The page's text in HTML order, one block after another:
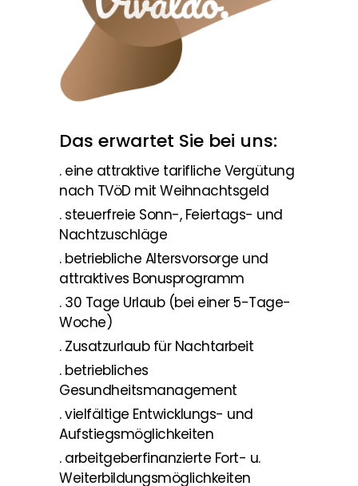
Das erwartet Sie bei uns:
. eine attraktive tarifliche Vergütung
nach TVöD mit Weihnachtsgeld
. steuerfreie Sonn-, Feiertags- und
Nachtzuschläge
. betriebliche Altersvorsorge und
attraktives Bonusprogramm
. 30 Tage Urlaub (bei einer 5-Tage-
Woche)
. Zusatzurlaub für Nachtarbeit
. betriebliches
Gesundheitsmanagement
. vielfältige Entwicklungs- und
Aufstiegsmöglichkeiten
. arbeitgeberfinanzierte Fort- u.
Weiterbildungsmöglichkeiten